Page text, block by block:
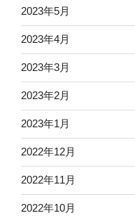
2023年5月
2023年4月
2023年3月
2023年2月
2023年1月
2022年12月
2022年11月
2022年10月